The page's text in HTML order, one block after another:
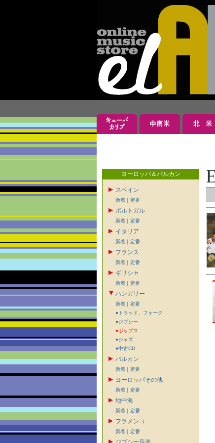
ヨーロッパ＆バルカン
スペイン
新着 ｜ 定番
ポルトガル
新着 ｜ 定番
イタリア
新着 ｜ 定番
フランス
新着 ｜ 定番
ギリシャ
新着 ｜ 定番
ハンガリー
新着 ｜ 定番
●トラッド、フォーク
●ジプシー
●ポップス
●ジャズ
●中古CD
バルカン
新着 ｜ 定番
ヨーロッパその他
新着 ｜ 定番
地中海
新着 ｜ 定番
フラメンコ
新着 ｜ 定番